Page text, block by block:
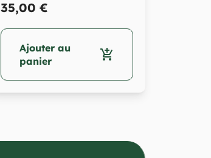
soigner,...
35,00 €
Ajouter au
panier
add_shopping_cart